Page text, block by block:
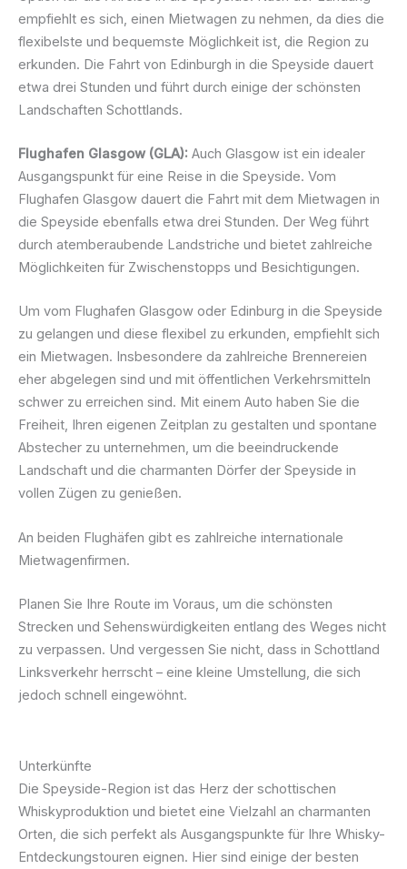
empfiehlt es sich, einen Mietwagen zu nehmen, da dies die
flexibelste und bequemste Möglichkeit ist, die Region zu
erkunden. Die Fahrt von Edinburgh in die Speyside dauert
etwa drei Stunden und führt durch einige der schönsten
Landschaften Schottlands.
Flughafen Glasgow (GLA): Auch Glasgow ist ein idealer
Ausgangspunkt für eine Reise in die Speyside. Vom
Flughafen Glasgow dauert die Fahrt mit dem Mietwagen in
die Speyside ebenfalls etwa drei Stunden. Der Weg führt
durch atemberaubende Landstriche und bietet zahlreiche
Möglichkeiten für Zwischenstopps und Besichtigungen.
Um vom Flughafen Glasgow oder Edinburg in die Speyside
zu gelangen und diese flexibel zu erkunden, empfiehlt sich
ein Mietwagen. Insbesondere da zahlreiche Brennereien
eher abgelegen sind und mit öffentlichen Verkehrsmitteln
schwer zu erreichen sind. Mit einem Auto haben Sie die
Freiheit, Ihren eigenen Zeitplan zu gestalten und spontane
Abstecher zu unternehmen, um die beeindruckende
Landschaft und die charmanten Dörfer der Speyside in
vollen Zügen zu genießen.
An beiden Flughäfen gibt es zahlreiche internationale
Mietwagenfirmen.
Planen Sie Ihre Route im Voraus, um die schönsten
Strecken und Sehenswürdigkeiten entlang des Weges nicht
zu verpassen. Und vergessen Sie nicht, dass in Schottland
Linksverkehr herrscht – eine kleine Umstellung, die sich
jedoch schnell eingewöhnt.
Unterkünfte
Die Speyside-Region ist das Herz der schottischen
Whiskyproduktion und bietet eine Vielzahl an charmanten
Orten, die sich perfekt als Ausgangspunkte für Ihre Whisky-
Entdeckungstouren eignen. Hier sind einige der besten